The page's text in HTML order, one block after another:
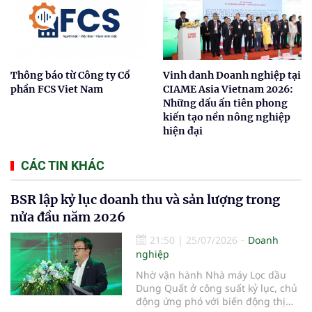
Thông báo từ Công ty Cổ
phần FCS Viet Nam
Vinh danh Doanh nghiệp tại
CIAME Asia Vietnam 2026:
Những dấu ấn tiên phong
kiến tạo nền nông nghiệp
hiện đại
CÁC TIN KHÁC
BSR lập kỷ lục doanh thu và sản lượng trong
nửa đầu năm 2026
21:50 | 25/07/2026
Doanh
nghiệp
Nhờ vận hành Nhà máy Lọc dầu
Dung Quất ở công suất kỷ lục, chủ
động ứng phó với biến động thị